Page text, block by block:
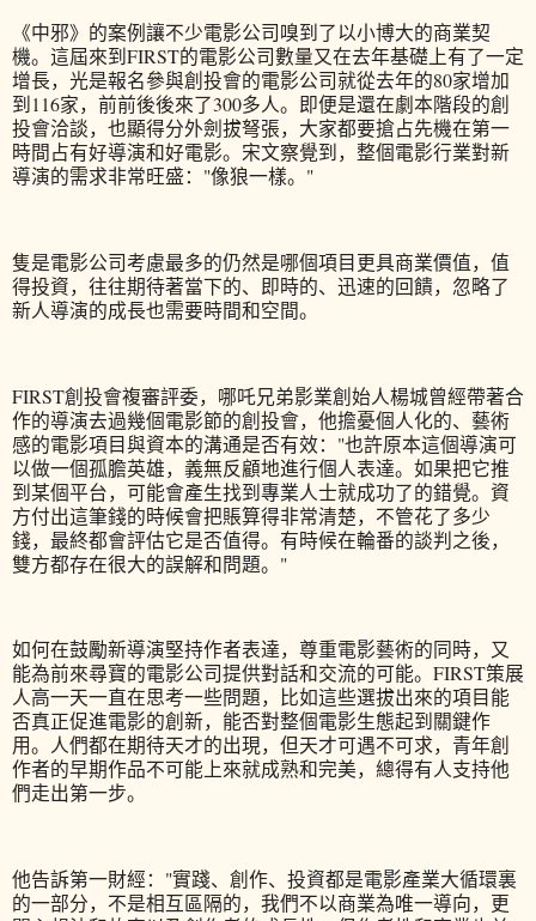
《中邪》的案例讓不少電影公司嗅到了以小博大的商業契
機。這屆來到FIRST的電影公司數量又在去年基礎上有了一定
增長，光是報名參與創投會的電影公司就從去年的80家增加
到116家，前前後後來了300多人。即便是還在劇本階段的創
投會洽談，也顯得分外劍拔弩張，大家都要搶占先機在第一
時間占有好導演和好電影。宋文察覺到，整個電影行業對新
導演的需求非常旺盛："像狼一樣。"
隻是電影公司考慮最多的仍然是哪個項目更具商業價值，值
得投資，往往期待著當下的、即時的、迅速的回饋，忽略了
新人導演的成長也需要時間和空間。
FIRST創投會複審評委，哪吒兄弟影業創始人楊城曾經帶著合
作的導演去過幾個電影節的創投會，他擔憂個人化的、藝術
感的電影項目與資本的溝通是否有效："也許原本這個導演可
以做一個孤膽英雄，義無反顧地進行個人表達。如果把它推
到某個平台，可能會產生找到專業人士就成功了的錯覺。資
方付出這筆錢的時候會把賬算得非常清楚，不管花了多少
錢，最終都會評估它是否值得。有時候在輪番的談判之後，
雙方都存在很大的誤解和問題。"
如何在鼓勵新導演堅持作者表達，尊重電影藝術的同時，又
能為前來尋寶的電影公司提供對話和交流的可能。FIRST策展
人高一天一直在思考一些問題，比如這些選拔出來的項目能
否真正促進電影的創新，能否對整個電影生態起到關鍵作
用。人們都在期待天才的出現，但天才可遇不可求，青年創
作者的早期作品不可能上來就成熟和完美，總得有人支持他
們走出第一步。
他告訴第一財經："實踐、創作、投資都是電影產業大循環裏
的一部分，不是相互區隔的，我們不以商業為唯一導向，更